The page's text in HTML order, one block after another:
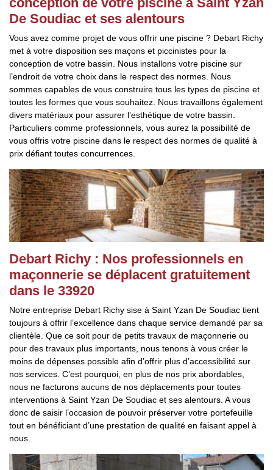
De Soudiac et ses alentours
Vous avez comme projet de vous offrir une piscine ? Debart Richy
met à votre disposition ses maçons et piccinistes pour la
conception de votre bassin. Nous installons votre piscine sur
l’endroit de votre choix dans le respect des normes. Nous
sommes capables de vous construire tous les types de piscine et
toutes les formes que vous souhaitez. Nous travaillons également
divers matériaux pour assurer l’esthétique de votre bassin.
Particuliers comme professionnels, vous aurez la possibilité de
vous offris votre piscine dans le respect des normes de qualité à
prix défiant toutes concurrences.
Debart Richy : Nos professionnels en
maçonnerie se déplacent gratuitement
dans le 33920
Notre entreprise Debart Richy sise à Saint Yzan De Soudiac tient
toujours à offrir l’excellence dans chaque service demandé par sa
clientèle. Que ce soit pour de petits travaux de maçonnerie ou
pour des travaux plus importants, nous tenons à vous créer le
moins de dépenses possible afin d’offrir plus d’accessibilité sur
nos services. C’est pourquoi, en plus de nos prix abordables,
nous ne facturons aucuns de nos déplacements pour toutes
interventions à Saint Yzan De Soudiac et ses alentours. A vous
donc de saisir l’occasion de pouvoir préserver votre portefeuille
tout en bénéficiant d’une prestation de qualité en faisant appel à
nous.